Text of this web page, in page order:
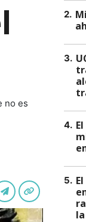
no es
2.
3.
4.
5.